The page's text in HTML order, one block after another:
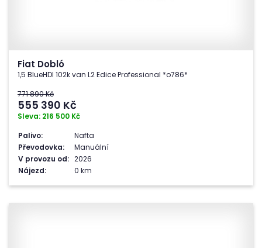
Fiat Dobló
1,5 BlueHDI 102k van L2 Edice Professional *o786*
771 890 Kč
555 390 Kč
Sleva: 216 500 Kč
Palivo:
Nafta
Převodovka:
Manuální
V provozu od: 2026
Nájezd:
0 km